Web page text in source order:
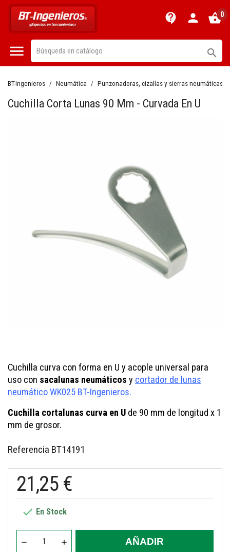
contact_support person shopping_basket0
 
BT-Ingenieros Neumática Punzonadoras, cizallas y sierras neumáticas
Cuchilla Corta Lunas 90 Mm - Curvada En U
Cuchilla curva con forma en U y acople universal para
uso con sacalunas neumáticos y cortador de lunas
neumático WK025 BT-Ingenieros.
Cuchilla cortalunas curva en U de 90 mm de longitud x 1
mm de grosor.
Referencia BT14191
21,25 €
 En Stock
AÑADIR